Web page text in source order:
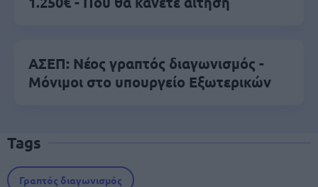
ΑΣΕΠ: Νέος γραπτός διαγωνισμός -
Μόνιμοι στο υπουργείο Εξωτερικών
Tags
Γραπτός διαγωνισμός